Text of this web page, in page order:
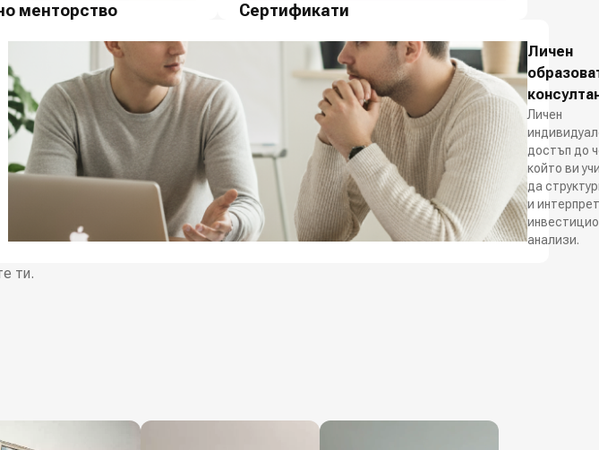
менторство
финансите за лично
подкрепа.
Сертификати
сертификат от Инвестклуб
за
на
за
на
и да
заедно
ти.
Личен
Личен
достъп до
който ви
да
и
анализи.